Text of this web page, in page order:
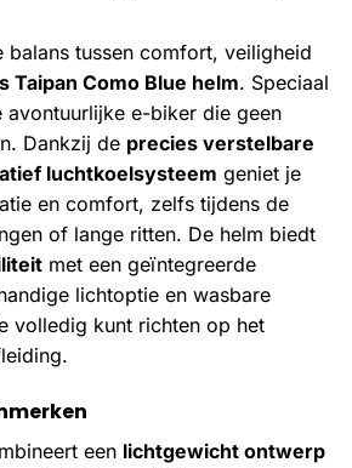
balans tussen comfort, veiligheid
Taipan Como Blue helm. Speciaal
e-biker die geen
Dankzij de precies verstelbare
luchtkoelsysteem geniet je
en comfort, zelfs tijdens de
of lange ritten. De helm biedt
met een geïntegreerde
lichtoptie en wasbare
volledig kunt richten op het
een lichtgewicht ontwerp